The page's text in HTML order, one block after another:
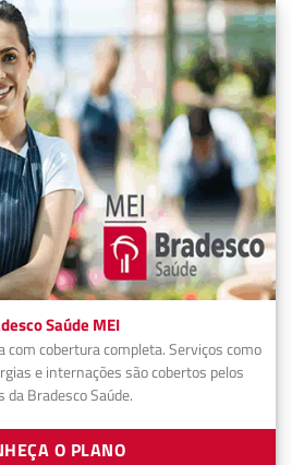
Saúde MEI
com cobertura completa. Serviços como
e internações são cobertos pelos
da Bradesco Saúde.
O PLANO